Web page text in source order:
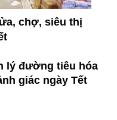
chợ, siêu thị
lý đường tiêu hóa
giác ngày Tết